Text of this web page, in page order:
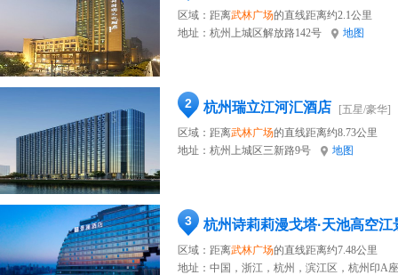
区域：距离武林广场的直线距离约2.1公里
地址： 杭州上城区解放路142号 地图
2 杭州瑞立江河汇酒店
[五星/豪华]
区域：距离武林广场的直线距离约8.73公里
地址： 杭州上城区三新路9号 地图
3 杭州诗莉莉漫戈塔·天池高空江
区域：距离武林广场的直线距离约7.48公里
地址： 中国，浙江，杭州，滨江区，杭州印A